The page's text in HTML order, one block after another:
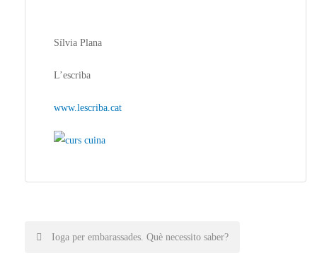
Sílvia Plana
L’escriba
www.lescriba.cat
PostIoga per embarassades. Què necessito saber?